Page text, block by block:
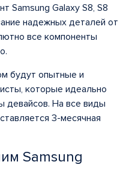
Samsung Galaxy S8, S8
надежных деталей от
все компоненты
будут опытные и
которые идеально
девайсов. На все виды
3-месячная
Samsung